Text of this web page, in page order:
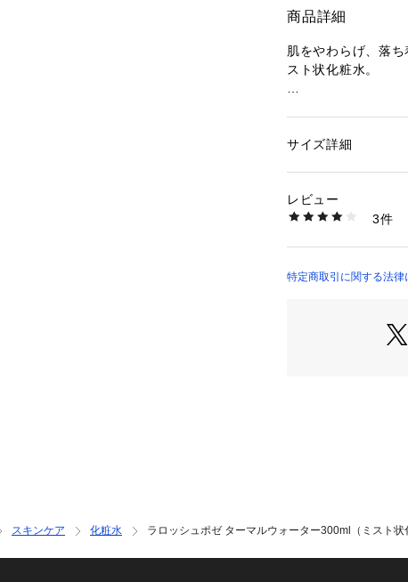
商品詳細
肌をやわらげ、落
スト状化粧水。
細かく均一な、肌
EXP:2026/09
性別：レディース
商品番号：
4992944701708 （シ
サイズ詳細
レビュー
3件
特定商取引に関する法
スキンケア 化粧水 ラロッシュポゼ ターマルウォーター300ml（ミスト状